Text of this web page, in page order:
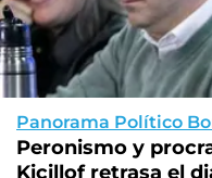
Panorama Político
Peronismo y
Kicillof retrasa el